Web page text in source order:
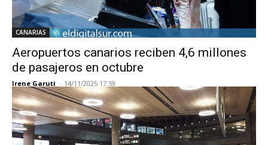
CANARIAS
Aeropuertos canarios reciben 4,6 millones
de pasajeros en octubre
Irene Garuti - 14/11/2025 17:59